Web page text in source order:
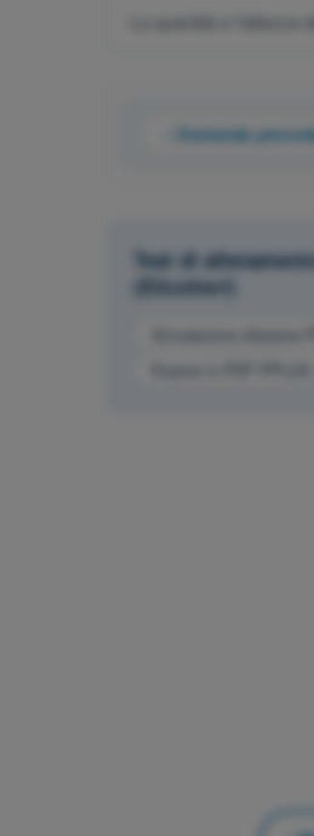
La quantità e
Domanda
Test di
(Elicotteri)
Simulazione d'esame
Esame in PDF PPL(H)